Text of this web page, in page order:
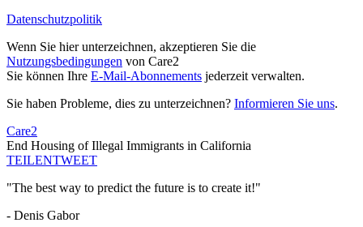
Datenschutzpolitik
Wenn Sie hier unterzeichnen, akzeptieren Sie die
Nutzungsbedingungen von Care2
Sie können Ihre E-Mail-Abonnements jederzeit verwalten.
Sie haben Probleme, dies zu unterzeichnen? Informieren Sie uns.
Care2
End Housing of Illegal Immigrants in California
TEILENTWEET
"The best way to predict the future is to create it!"
- Denis Gabor